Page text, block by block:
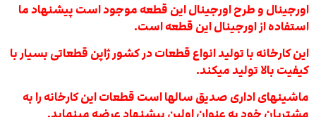
اورجینال و طرح اورجینال این قطعه موجود است پیشنهاد ما
استفاده از اورجینال این قطعه است.
این کارخانه با تولید انواع قطعات در کشور ژاپن قطعاتی بسیار با
کیفیت بالا تولید میکند.
ماشینهای اداری صدیق سالها است قطعات این کارخانه را به